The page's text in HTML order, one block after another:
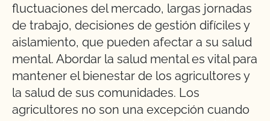
fluctuaciones del mercado, largas jornadas
de trabajo, decisiones de gestión difíciles y
aislamiento, que pueden afectar a su salud
mental. Abordar la salud mental es vital para
mantener el bienestar de los agricultores y
la salud de sus comunidades. Los
agricultores no son una excepción cuando